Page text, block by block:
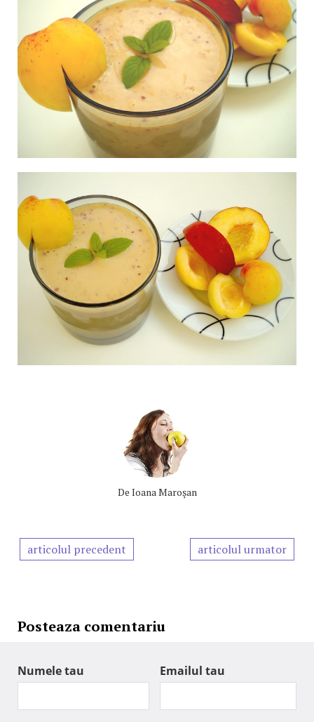
De Ioana Maroşan
articolul precedent articolul urmator
Posteaza comentariu
Numele tau Emailul tau